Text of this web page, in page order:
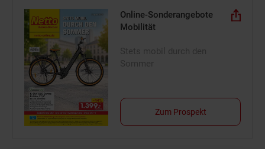
Online-Sonderangebote
Mobilität
Zum Prospekt